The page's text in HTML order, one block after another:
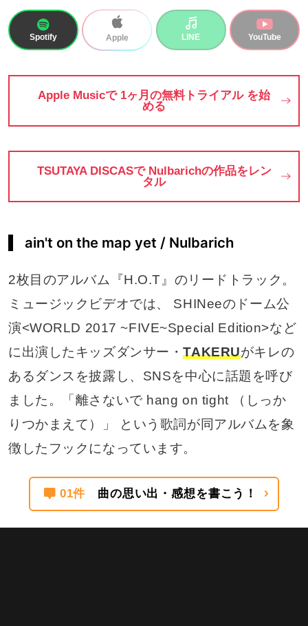
Spotify Apple LINE YouTube
Apple Musicで 1ヶ月の無料トライアル を始
める
TSUTAYA DISCASで Nulbarichの作品をレン
タル
ain't on the map yet / Nulbarich
2枚目のアルバム『H.O.T』のリードトラック。
ミュージックビデオでは、 SHINeeのドーム公
演<WORLD 2017 ~FIVE~Special Edition>など
に出演したキッズダンサー・TAKERUがキレの
あるダンスを披露し、SNSを中心に話題を呼び
ました。「離さないで hang on tight （しっか
りつかまえて）」 という歌詞が同アルバムを象
徴したフックになっています。
01件 曲の思い出・感想を書こう！